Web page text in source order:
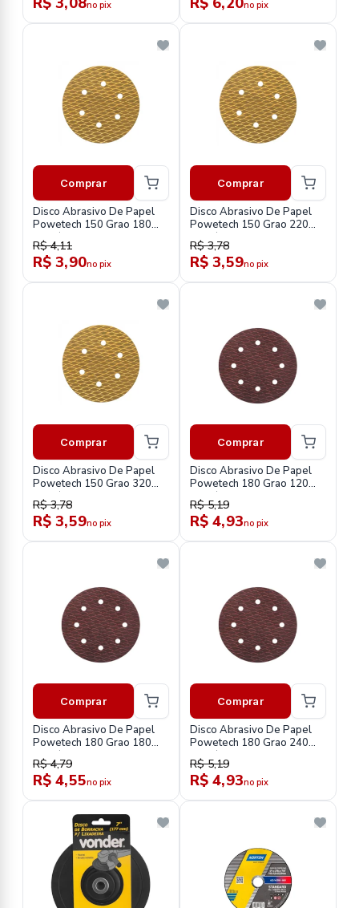
no pix no pix
Comprar
Disco Abrasivo De Papel
Powetech 150 Grao 180
At15/180
R$ 4,11
R$ 3,90no pix
Comprar
Disco Abrasivo De Papel
Powetech 150 Grao 220
At15/220
R$ 3,78
R$ 3,59no pix
Comprar
Disco Abrasivo De Papel
Powetech 150 Grao 320
At15/320
R$ 3,78
R$ 3,59no pix
Comprar
Disco Abrasivo De Papel
Powetech 180 Grao 120
At19/120
R$ 5,19
R$ 4,93no pix
Comprar
Disco Abrasivo De Papel
Powetech 180 Grao 180
At19/180
R$ 4,79
R$ 4,55no pix
Comprar
Disco Abrasivo De Papel
Powetech 180 Grao 240
At19/240
R$ 5,19
R$ 4,93no pix